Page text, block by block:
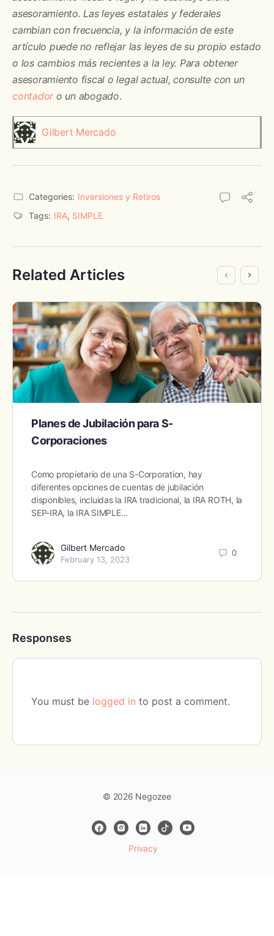
asesoramiento. Las leyes estatales y federales
cambian con frecuencia, y la información de este
artículo puede no reflejar las leyes de su propio estado
o los cambios más recientes a la ley. Para obtener
asesoramiento fiscal o legal actual, consulte con un
contadoro un abogado.
Gilbert Mercado
Categories: Inversiones y Retiros
Tags: IRA, SIMPLE
Related Articles
Planes de Jubilación para S-
Corporaciones
Como propietario de una S-Corporation, hay
diferentes opciones de cuentas de jubilación
disponibles, incluidas la IRA tradicional, la IRA ROTH, la
SEP-IRA, la IRA SIMPLE…
Gilbert Mercado
February 13, 2023
0
Responses
You must be logged in to post a comment.
© 2026 Negozee
Privacy